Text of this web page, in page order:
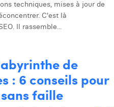
techniques, mises à jour de
C'est là
Il rassemble...
de
: 6 conseils pour
faille